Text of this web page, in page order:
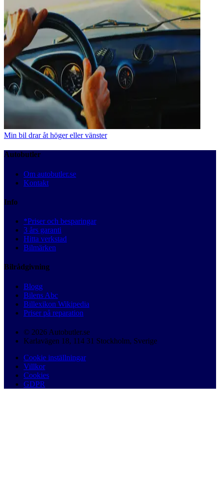
Min bil drar åt höger eller vänster
Autobutler
Om autobutler.se
Kontakt
Info
*Priser och besparingar
3 års garanti
Hitta verkstad
Bilmärken
Bilrådgivning
Blogg
Bilens Abc
Billexikon Wikipedia
Priser på reparation
© 2026 Autobutler.se
Karlavägen 18, 114 31 Stockholm, Sverige
Cookie inställningar
Villkor
Cookies
GDPR